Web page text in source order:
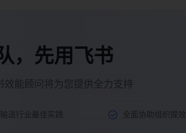
，先用飞书
效能顾问将为您提供全力支持
输送行业最佳实践 全面协助组织提效